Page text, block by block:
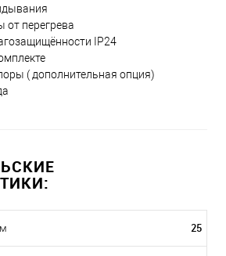
от перегрева
IP24
( дополнительная опция)
25